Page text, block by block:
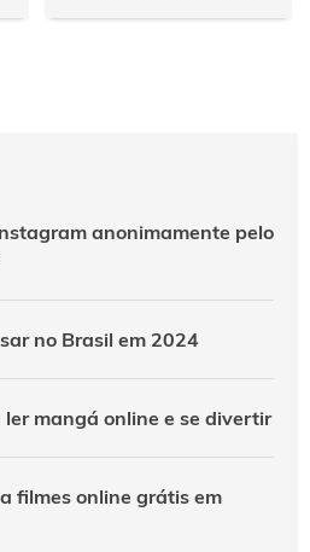
anonimamente pelo
no Brasil em 2024
mangá online e se divertir
filmes online grátis em